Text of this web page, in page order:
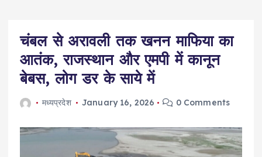
चंबल से अरावली तक खनन माफिया का
आतंक, राजस्थान और एमपी में कानून
बेबस, लोग डर के साये में
मध्यप्रदेश January 16, 2026 0 Comments